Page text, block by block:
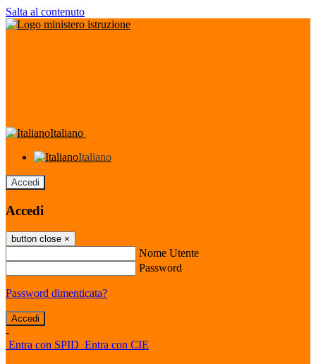
Salta al contenuto
Italiano
Italiano
Accedi
Accedi
button close ×
Nome Utente
Password
Password dimenticata?
-
Entra con SPID Entra con CIE